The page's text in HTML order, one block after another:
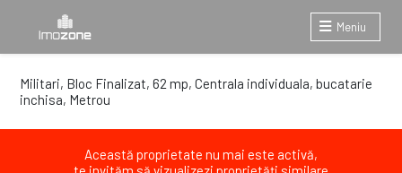
Meniu
Militari, Bloc Finalizat, 62 mp, Centrala individuala, bucatarie
inchisa, Metrou
Această proprietate nu mai este activă,